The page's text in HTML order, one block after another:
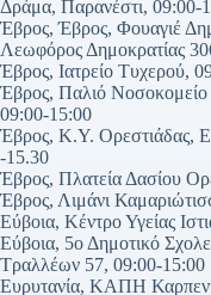
Δράμα, Παρανέστι, 09:00-
Έβρος, Έβρος, Φουαγιέ
Λεωφόρος Δημοκρατίας
Έβρος, Ιατρείο Τυχερού,
Έβρος, Παλιό Νοσοκομείο
09:00-15:00
Έβρος, Κ.Υ. Ορεστιάδας,
-15.30
Έβρος, Πλατεία Δασίου
Έβρος, Λιμάνι
Εύβοια, Κέντρο Υγείας
Εύβοια, 5ο Δημοτικό
Τραλλέων 57, 09:00-15:00
Ευρυτανία, ΚΑΠΗ